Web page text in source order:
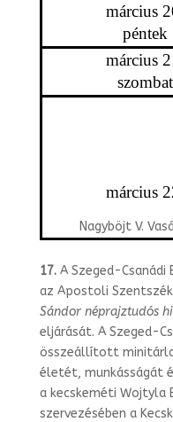
március
péntek
március
szombat
március
Nagyböjt V.
17.A Szeged-Csanádi
az Apostoli
Sándor néprajztudós
eljárását. A Szeged-
össze­állított
életét, munkásságát
a kecs­keméti Wojtyla
szervezésében a